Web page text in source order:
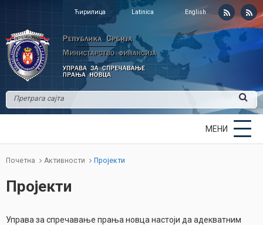
Ћирилица Latinica English
МЕНИ
Почетна Активности Пројекти
Пројекти
Управа за спречавање прања новца настоји да адекватним